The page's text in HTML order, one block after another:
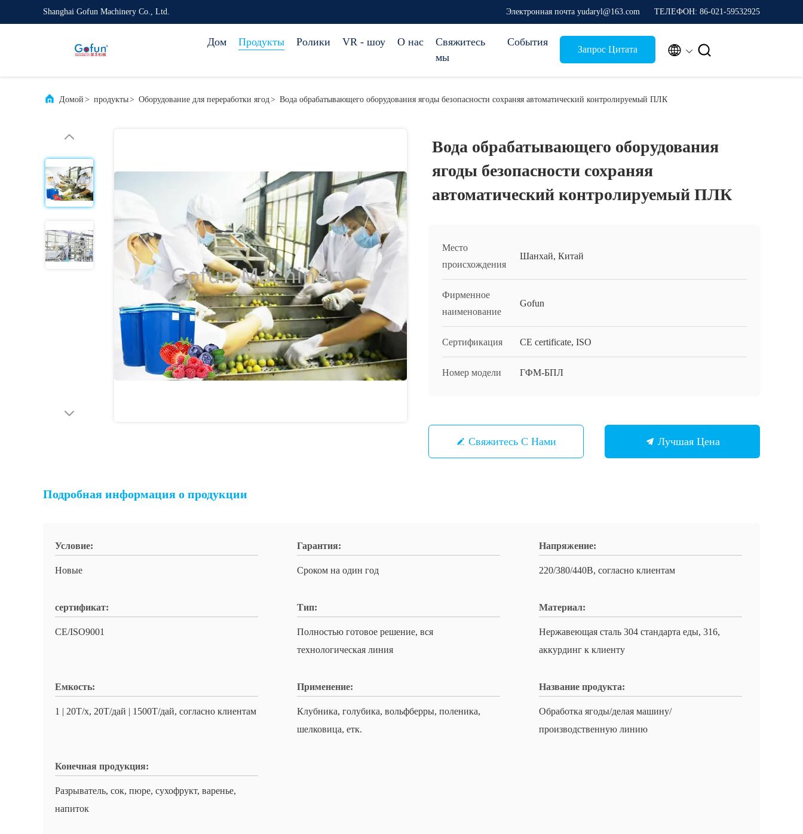
Shanghai Gofun Machinery Co., Ltd. Электронная почта yudaryl@163.com ТЕЛЕФОН: 86-021-59532925
Дом Продукты Ролики VR - шоу О нас
Свяжитесь
мы
События
Запрос Цитата  
Домой > продукты> Оборудование для переработки ягод> Вода обрабатывающего оборудования ягоды безопасности сохраняя автоматический контролируемый ПЛК
Вода обрабатывающего оборудования
ягоды безопасности сохраняя
автоматический контролируемый ПЛК
Место
происхождения
Шанхай, Китай
Фирменное
наименование
Gofun
Сертификация CE certificate, ISO
Номер модели ГФМ-БПЛ
Свяжитесь С Нами Лучшая Цена
Подробная информация о продукции
Условие:
Новые
Гарантия:
Сроком на один год
Напряжение:
220/380/440В, согласно клиентам
сертификат:
CE/ISO9001
Тип:
Полностью готовое решение, вся
технологическая линия
Материал:
Нержавеющая сталь 304 стандарта еды, 316,
аккурдинг к клиенту
Емкость:
1 | 20Т/х, 20Т/дай | 1500Т/дай, согласно клиентам
Применение:
Клубника, голубика, вольфберры, поленика,
шелковица, етк.
Название продукта:
Обработка ягоды/делая машину/
производственную линию
Конечная продукция:
Разрыватель, сок, пюре, сухофрукт, варенье,
напиток